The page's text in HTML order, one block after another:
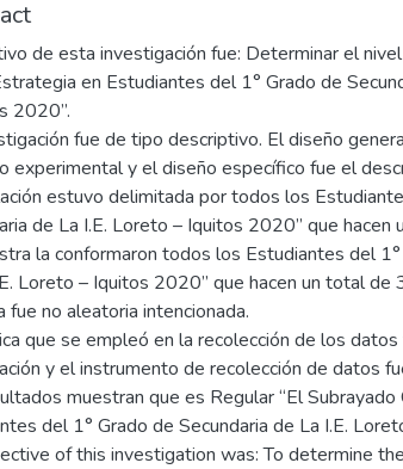
de esta investigación fue: Determinar el
en Estudiantes del 1° Grado de
2020”.
fue de tipo descriptivo. El diseño
experimental y el diseño específico fue el
estuvo delimitada por todos los
de La I.E. Loreto – Iquitos 2020” que hacen
la conformaron todos los Estudiantes del
Loreto – Iquitos 2020” que hacen un total de
fue no aleatoria intencionada.
que se empleó en la recolección de los
y el instrumento de recolección de datos
muestran que es Regular “El
del 1° Grado de Secundaria de La I.E.
of this investigation was: To determine